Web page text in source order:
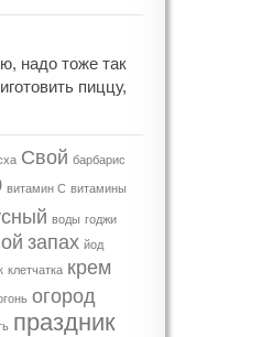
надо тоже так
пиццу,
Свой барбарис
витамин С витамины
воды годжи
запах йод
клетчатка крем
огород
праздник